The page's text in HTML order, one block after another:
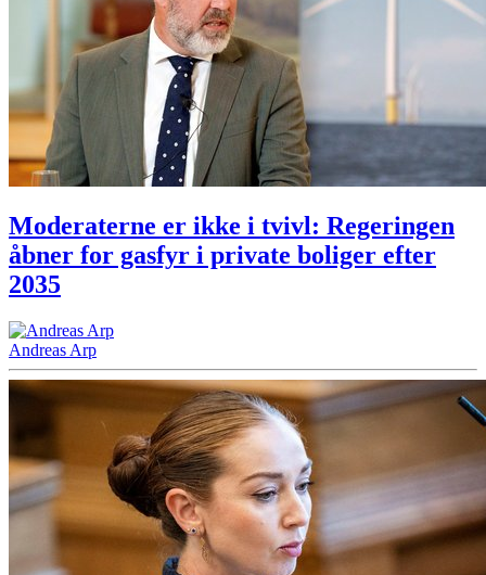
Moderaterne er ikke i tvivl: Regeringen
åbner for gasfyr i private boliger efter
2035
Andreas Arp